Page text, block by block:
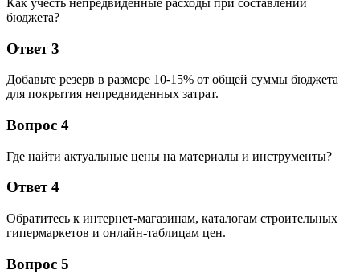
бюджета?
Ответ 3
Добавьте резерв в размере 10-15% от общей суммы бюджета
для покрытия непредвиденных затрат.
Вопрос 4
Где найти актуальные цены на материалы и инструменты?
Ответ 4
Обратитесь к интернет-магазинам, каталогам строительных
гипермаркетов и онлайн-таблицам цен.
Вопрос 5